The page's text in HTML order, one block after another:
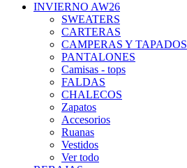
INVIERNO AW26
SWEATERS
CARTERAS
CAMPERAS Y TAPADOS
PANTALONES
Camisas - tops
FALDAS
CHALECOS
Zapatos
Accesorios
Ruanas
Vestidos
Ver todo